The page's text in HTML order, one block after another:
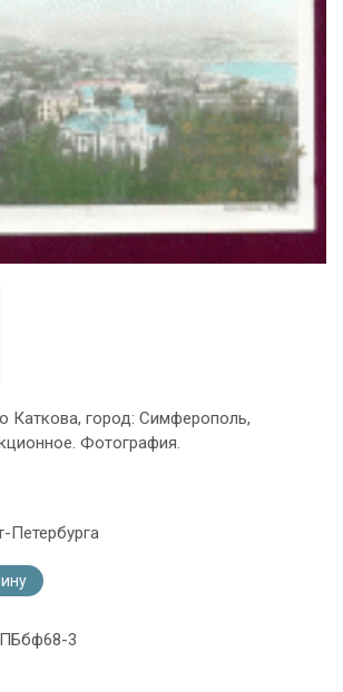
Каткова, город: Симферополь,
Фотография.
Петербурга
3